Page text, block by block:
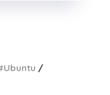
Ubuntu